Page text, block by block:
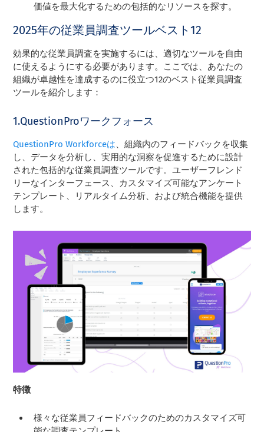
価値を最大化するための包括的なリソースを探す。
2025年の従業員調査ツールベスト12
効果的な従業員調査を実施するには、適切なツールを自由
に使えるようにする必要があります。ここでは、あなたの
組織が卓越性を達成するのに役立つ12のベスト従業員調査
ツールを紹介します：
1.QuestionProワークフォース
QuestionPro Workforceは、組織内のフィードバックを収集
し、データを分析し、実用的な洞察を促進するために設計
された包括的な従業員調査ツールです。ユーザーフレンド
リーなインターフェース、カスタマイズ可能なアンケート
テンプレート、リアルタイム分析、および統合機能を提供
します。
特徴
様々な従業員フィードバックのためのカスタマイズ可